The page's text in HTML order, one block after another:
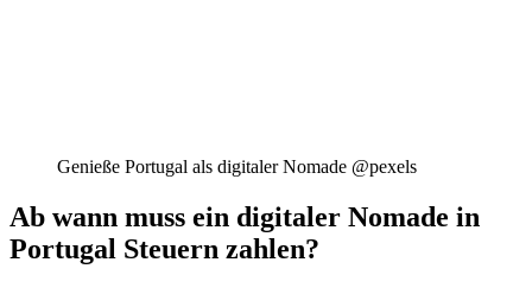
Genieße Portugal als digitaler Nomade @pexels
Ab wann muss ein digitaler Nomade in
Portugal Steuern zahlen?